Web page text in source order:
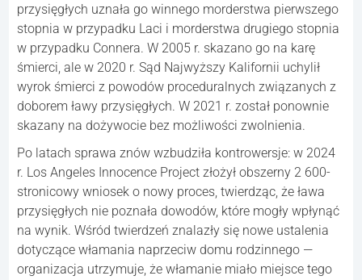
przysięgłych uznała go winnego morderstwa pierwszego
stopnia w przypadku Laci i morderstwa drugiego stopnia
w przypadku Connera. W 2005 r. skazano go na karę
śmierci, ale w 2020 r. Sąd Najwyższy Kalifornii uchylił
wyrok śmierci z powodów proceduralnych związanych z
doborem ławy przysięgłych. W 2021 r. został ponownie
skazany na dożywocie bez możliwości zwolnienia.
Po latach sprawa znów wzbudziła kontrowersje: w 2024
r. Los Angeles Innocence Project złożył obszerny 2 600-
stronicowy wniosek o nowy proces, twierdząc, że ława
przysięgłych nie poznała dowodów, które mogły wpłynąć
na wynik. Wśród twierdzeń znalazły się nowe ustalenia
dotyczące włamania naprzeciw domu rodzinnego —
organizacja utrzymuje, że włamanie miało miejsce tego